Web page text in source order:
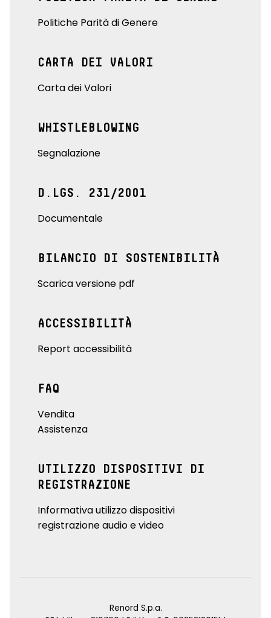
Politiche Parità di Genere
CARTA DEI VALORI
Carta dei Valori
WHISTLEBLOWING
Segnalazione
D.LGS. 231/2001
Documentale
BILANCIO DI SOSTENIBILITÀ
Scarica versione pdf
ACCESSIBILITÀ
Report accessibilità
FAQ
Vendita
Assistenza
UTILIZZO DISPOSITIVI DI
REGISTRAZIONE
Informativa utilizzo dispositivi
registrazione audio e video
Renord S.p.a.